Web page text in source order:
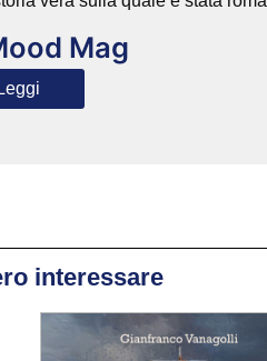
Mag
Leggi
interessare